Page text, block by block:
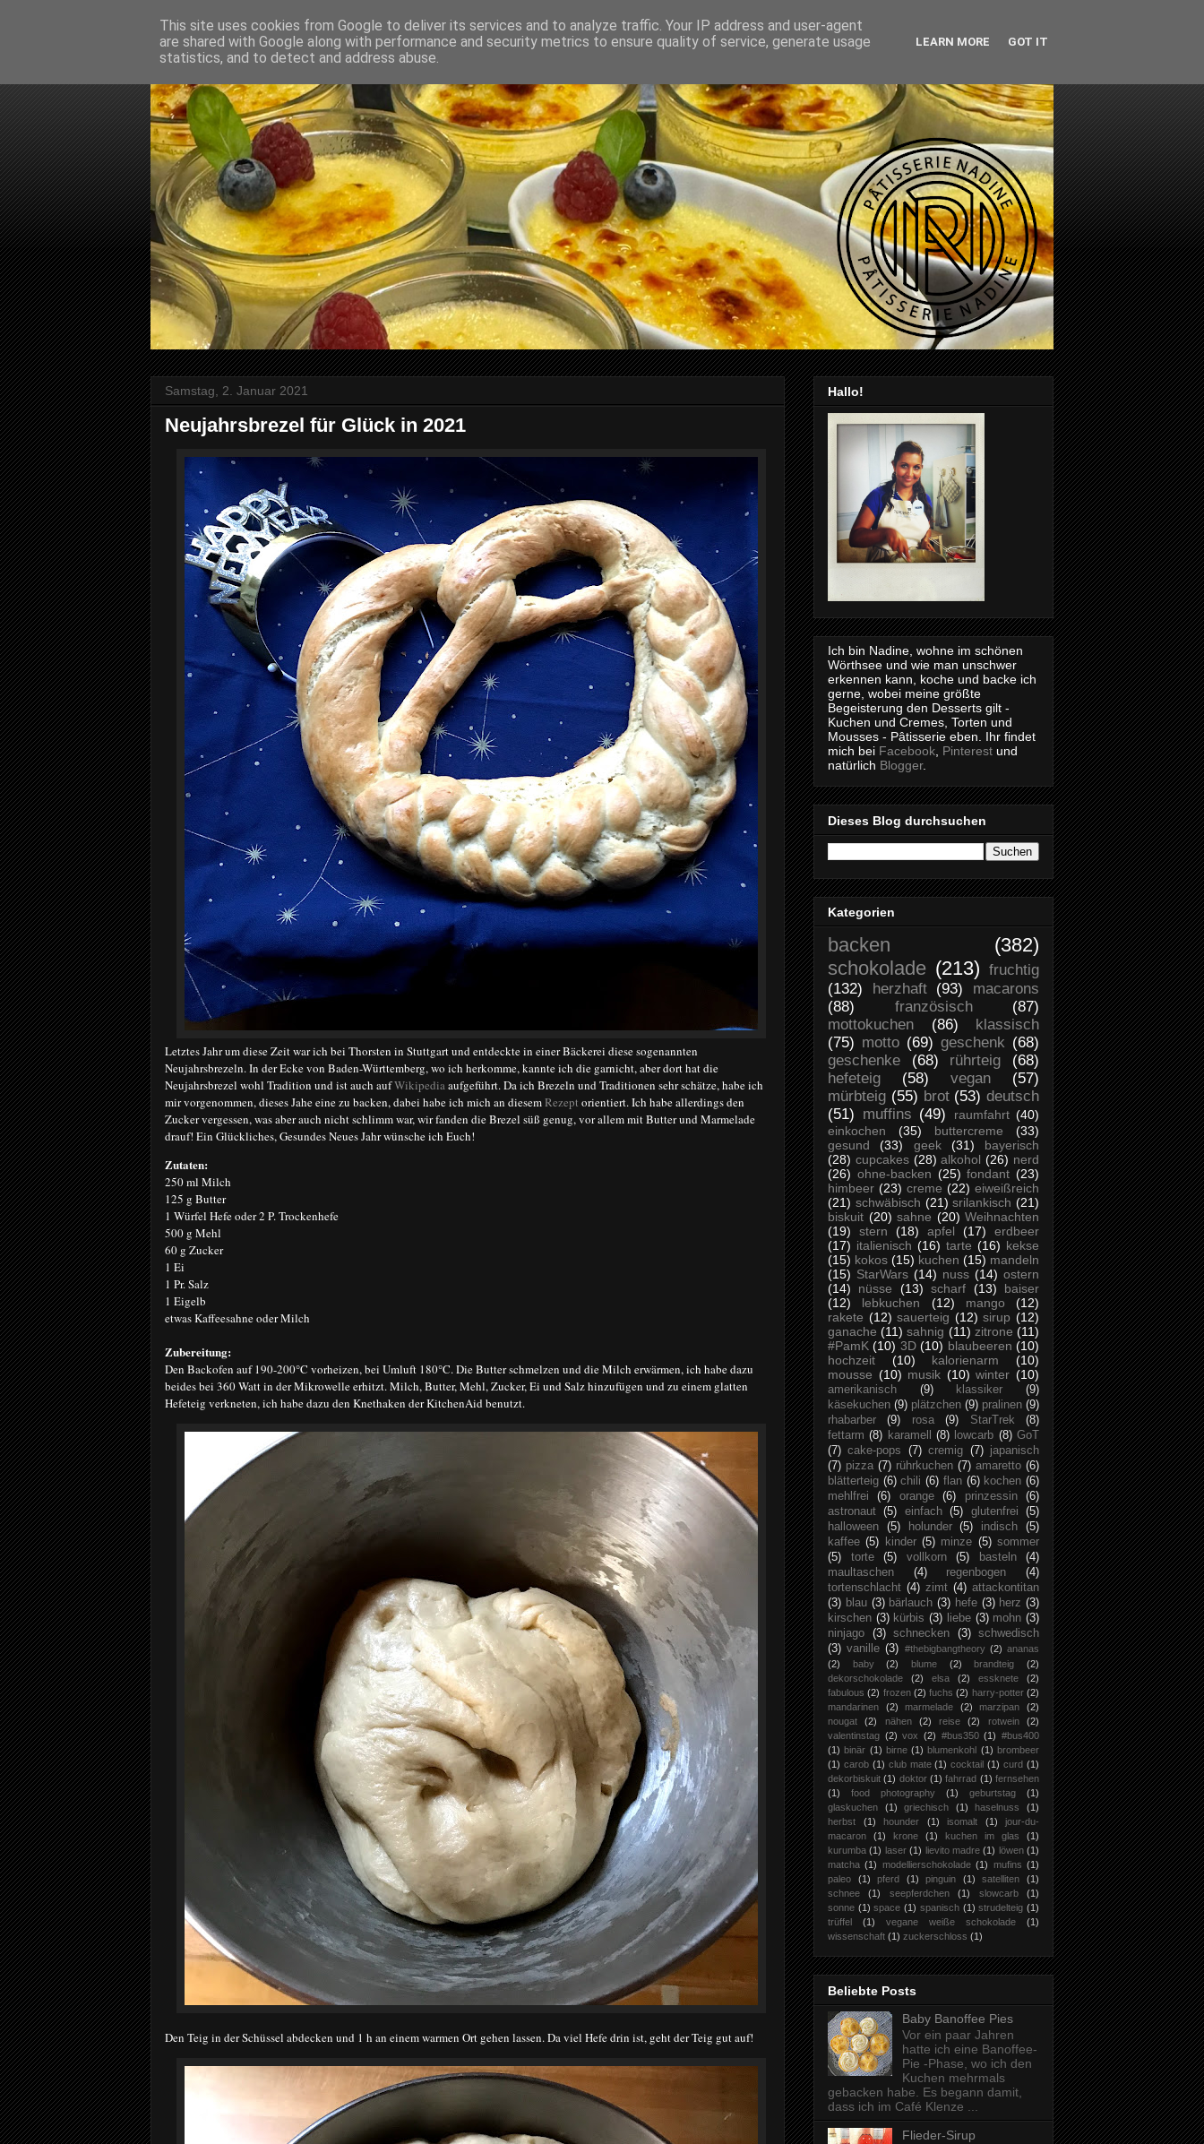
Samstag, 2. Januar 2021
Neujahrsbrezel für Glück in 2021
Letztes Jahr um diese Zeit war ich bei Thorsten in Stuttgart und entdeckte in einer Bäckerei diese sogenannten
Neujahrsbrezeln. In der Ecke von Baden-Württemberg, wo ich herkomme, kannte ich die garnicht, aber dort hat die
Neujahrsbrezel wohl Tradition und ist auch aufWikipediaaufgeführt. Da ich Brezeln und Traditionen sehr schätze, habe ich
mir vorgenommen, dieses Jahe eine zu backen, dabei habe ich mich an diesemRezept orientiert. Ich habe allerdings den
Zucker vergessen, was aber auch nicht schlimm war, wir fanden die Brezel süß genug, vor allem mit Butter und Marmelade
drauf! Ein Glückliches, Gesundes Neues Jahr wünsche ich Euch!
Zutaten:
250 ml Milch
125 g Butter
1 Würfel Hefe oder 2 P. Trockenhefe
500 g Mehl
60 g Zucker
1 Ei
1 Pr. Salz
1 Eigelb
etwas Kaffeesahne oder Milch
Zubereitung:
Den Backofen auf 190-200°C vorheizen, bei Umluft 180°C. Die Butter schmelzen und die Milch erwärmen, ich habe dazu
beides bei 360 Watt in der Mikrowelle erhitzt. Milch, Butter, Mehl, Zucker, Ei und Salz hinzufügen und zu einem glatten
Hefeteig verkneten, ich habe dazu den Knethaken der KitchenAid benutzt.
Den Teig in der Schüssel abdecken und 1 h an einem warmen Ort gehen lassen.Da viel Hefe drin ist, geht der Teig gut auf!
Hallo!
Ich bin Nadine, wohne im schönen
Wörthsee und wie man unschwer
erkennen kann, koche und backe ich
gerne, wobei meine größte
Begeisterung den Desserts gilt -
Kuchen und Cremes, Torten und
Mousses - Pâtisserie eben. Ihr findet
mich bei Facebook, Pinterest und
natürlich Blogger.
Dieses Blog durchsuchen
Kategorien
backen
(382)
schokolade (213) fruchtig
(132)
herzhaft (93)
macarons
(88)
französisch
(87)
mottokuchen
(86)
klassisch
(75) motto (69) geschenk (68)
geschenke
(68) rührteig
(68)
hefeteig
(58) vegan
(57)
mürbteig (55) brot (53) deutsch
(51) muffins (49) raumfahrt (40)
einkochen
(35) buttercreme
(33)
gesund
(33) geek (31)
bayerisch
(28) cupcakes (28) alkohol (26) nerd
(26) ohne-backen (25) fondant (23)
himbeer (23) creme (22) eiweißreich
(21) schwäbisch (21) srilankisch (21)
biskuit (20) sahne (20) Weihnachten
(19)
stern (18) apfel (17)
erdbeer
(17) italienisch (16) tarte (16) kekse
(15) kokos (15) kuchen (15) mandeln
(15) StarWars (14) nuss (14) ostern
(14)
nüsse (13) scharf (13)
baiser
(12)
lebkuchen (12) mango
(12)
rakete (12) sauerteig (12) sirup (12)
ganache (11) sahnig (11) zitrone (11)
#PamK (10) 3D (10) blaubeeren (10)
hochzeit
(10) kalorienarm
(10)
mousse (10) musik (10) winter (10)
amerikanisch (9) klassiker
(9)
käsekuchen (9) plätzchen (9) pralinen (9)
rhabarber
(9) rosa (9) StarTrek
(8)
fettarm (8) karamell (8) lowcarb (8) GoT
(7) cake-pops (7) cremig (7) japanisch
(7) pizza (7) rührkuchen (7) amaretto (6)
blätterteig (6) chili (6) flan (6) kochen (6)
mehlfrei
(6) orange (6) prinzessin
(6)
astronaut
(5) einfach (5) glutenfrei
(5)
halloween
(5) holunder (5) indisch
(5)
kaffee (5) kinder (5) minze (5) sommer
(5)
torte (5) vollkorn (5) basteln
(4)
maultaschen
(4) regenbogen
(4)
tortenschlacht (4) zimt (4) attackontitan
(3) blau (3) bärlauch (3) hefe (3) herz (3)
kirschen (3) kürbis (3) liebe (3) mohn (3)
ninjago
(3) schnecken (3)
schwedisch
(3) vanille (3) #thebigbangtheory (2) ananas
(2)
baby (2) blume (2) brandteig
(2)
dekorschokolade
(2) elsa (2) essknete
(2)
fabulous (2) frozen (2) fuchs (2) harry-potter (2)
mandarinen
(2) marmelade (2) marzipan
(2)
nougat
(2) nähen (2) reise (2) rotwein
(2)
valentinstag (2) vox (2) #bus350 (1) #bus400
(1) binär (1) birne (1) blumenkohl (1) brombeer
(1) carob (1) club mate (1) cocktail (1) curd (1)
dekorbiskuit (1) doktor (1) fahrrad (1) fernsehen
(1)
food photography (1) geburtstag
(1)
glaskuchen
(1) griechisch (1) haselnuss
(1)
herbst
(1) hounder (1) isomalt (1)
jour-du-
macaron
(1) krone (1) kuchen im glas
(1)
kurumba (1) laser (1) lievito madre (1) löwen (1)
matcha (1) modellierschokolade (1) mufins (1)
paleo
(1) pferd (1) pinguin (1) satelliten
(1)
schnee
(1) seepferdchen (1) slowcarb
(1)
sonne (1) space (1) spanisch (1) strudelteig (1)
trüffel
(1) vegane weiße schokolade
(1)
wissenschaft (1) zuckerschloss (1)
Beliebte Posts
Baby Banoffee Pies
Vor ein paar Jahren
hatte ich eine Banoffee-
Pie -Phase, wo ich den
Kuchen mehrmals
gebacken habe. Es begann damit,
dass ich im Café Klenze ...
Flieder-Sirup
This site uses cookies from Google to deliver its services and to analyze traffic. Your IP address and user-agent
are shared with Google along with performance and security metrics to ensure quality of service, generate usage
statistics, and to detect and address abuse.
LEARN MORE GOT IT